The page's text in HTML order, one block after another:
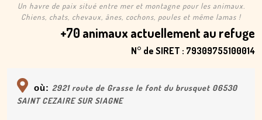
Un havre de paix situé entre mer et montagne pour les animaux.
Chiens, chats, chevaux, ânes, cochons, poules et même lamas !
+70 animaux actuellement au refuge
N° de SIRET : 79309755100014
où: 2921 route de Grasse le font du brusquet 06530
SAINT CEZAIRE SUR SIAGNE